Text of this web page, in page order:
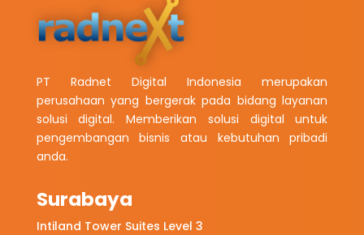
PT Radnet Digital Indonesia merupakan
perusahaan yang bergerak pada bidang layanan
solusi digital. Memberikan solusi digital untuk
pengembangan bisnis atau kebutuhan pribadi
anda.
Surabaya
Intiland Tower Suites Level 3